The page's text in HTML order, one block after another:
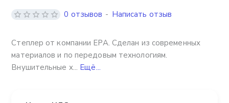
Степлер от компании EPA. Сделан из современных
материалов и по передовым технологиям.
Внушительные х... Ещё...
0 отзывов - Написать отзыв